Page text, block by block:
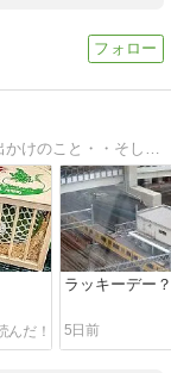
ラッキーデー？
5日前